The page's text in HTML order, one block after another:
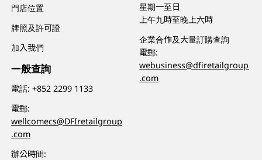
門店位置
牌照及許可證
加入我們
一般查詢
電話:+852 2299 1133
電郵:
wellcomecs@DFIretailgroup
.com
辦公時間:
星期一至日
上午九時至晚上六時
企業合作及大量訂購查詢
電郵:
webusiness@dfiretailgroup
.com